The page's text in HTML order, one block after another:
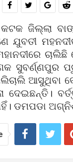
ଜିଲ୍ଲା
ଯୁବତୀ
ଆସୁଥିବା
ଦେଇଛନ୍ତି।
ଡମପଡା